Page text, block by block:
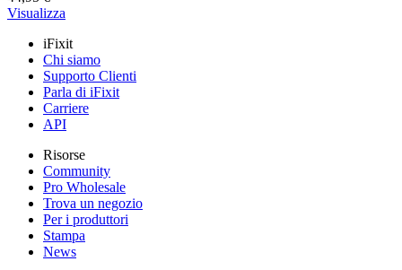
Visualizza
iFixit
Chi siamo
Supporto Clienti
Parla di iFixit
Carriere
API
Risorse
Community
Pro Wholesale
Trova un negozio
Per i produttori
Stampa
News